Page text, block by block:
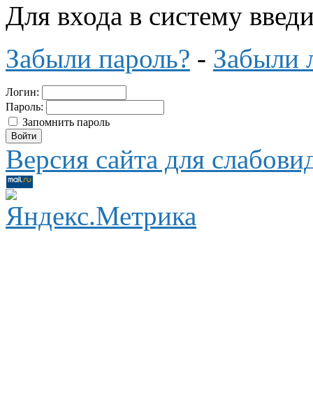
Для входа в систему
Забыли пароль? - Забыли
Логин:
Пароль:
Запомнить пароль
Версия сайта для